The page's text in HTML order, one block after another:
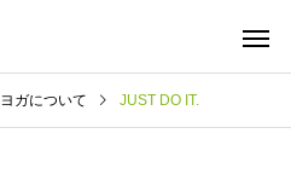
ヨガについて JUST DO IT.